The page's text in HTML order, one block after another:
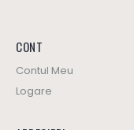
CONT
Contul Meu
Logare